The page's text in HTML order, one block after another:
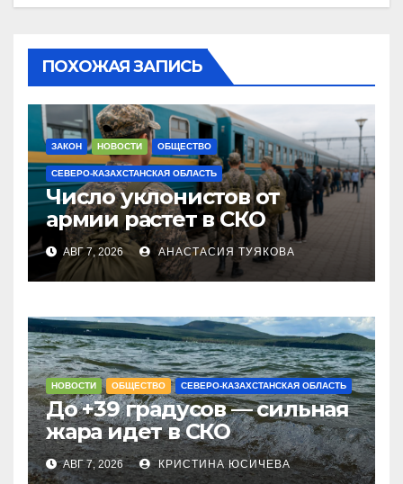
ПОХОЖАЯ ЗАПИСЬ
ЗАКОН НОВОСТИ ОБЩЕСТВО
СЕВЕРО-КАЗАХСТАНСКАЯ ОБЛАСТЬ
Число уклонистов от
армии растет в СКО
АВГ 7, 2026 АНАСТАСИЯ ТУЯКОВА
НОВОСТИ ОБЩЕСТВО СЕВЕРО-КАЗАХСТАНСКАЯ ОБЛАСТЬ
До +39 градусов — сильная
жара идет в СКО
АВГ 7, 2026 КРИСТИНА ЮСИЧЕВА